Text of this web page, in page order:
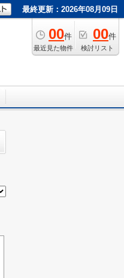
最終更新：2026年08月09日
00件
最近見た物件
00件
検討リスト